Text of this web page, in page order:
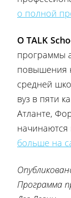
о полной
О TALK
программы
повышения
средней
вуз в пяти
Атланте,
больше на
Программа